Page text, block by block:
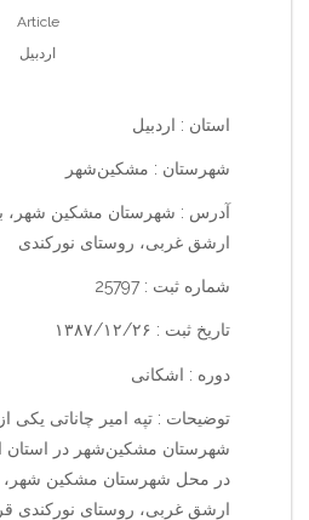
Article
اردبیل
استان : اردبیل
شهرستان : مشکین‌شهر
آدرس : شهرستان مشکین شهر،
ارشق غربی، روستای نورکندی
شماره ثبت : 25797
تاریخ ثبت : ۱۳۸۷/۱۲/۲۶
دوره : اشکانی
توضیحات : تپه امیر چاناتی یکی
شهرستان مشکین‌شهر در استان
در محل شهرستان مشکین شهر،
ارشق غربی، روستای نورکندی